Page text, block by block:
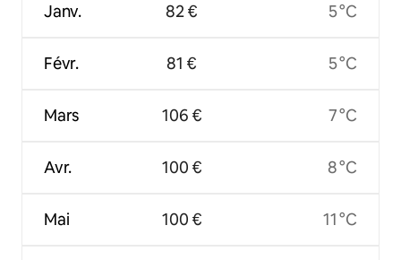
Janv.
Févr.
Mars
Avr.
Mai
82 €
81 €
106 €
100 €
100 €
5 °C
5 °C
7 °C
8 °C
11 °C